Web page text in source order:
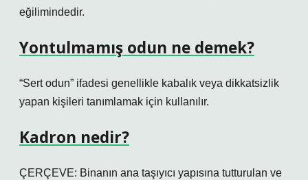
eğilimindedir.
Yontulmamış odun ne demek?
“Sert odun” ifadesi genellikle kabalık veya dikkatsizlik
yapan kişileri tanımlamak için kullanılır.
Kadron nedir?
ÇERÇEVE: Binanın ana taşıyıcı yapısına tutturulan ve